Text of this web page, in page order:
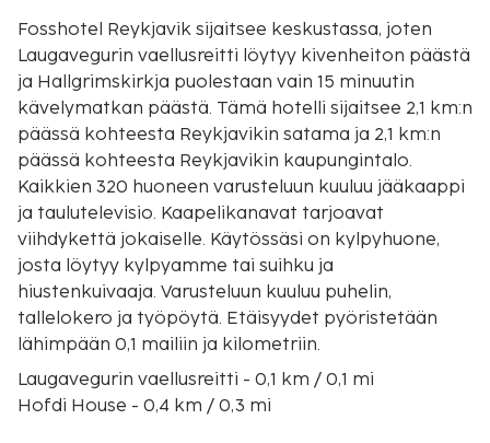
Fosshotel Reykjavik sijaitsee keskustassa, joten
Laugavegurin vaellusreitti löytyy kivenheiton päästä
ja Hallgrimskirkja puolestaan vain 15 minuutin
kävelymatkan päästä. Tämä hotelli sijaitsee 2,1 km:n
päässä kohteesta Reykjavikin satama ja 2,1 km:n
päässä kohteesta Reykjavikin kaupungintalo.
Kaikkien 320 huoneen varusteluun kuuluu jääkaappi
ja taulutelevisio. Kaapelikanavat tarjoavat
viihdykettä jokaiselle. Käytössäsi on kylpyhuone,
josta löytyy kylpyamme tai suihku ja
hiustenkuivaaja. Varusteluun kuuluu puhelin,
tallelokero ja työpöytä. Etäisyydet pyöristetään
lähimpään 0,1 mailiin ja kilometriin.
Laugavegurin vaellusreitti - 0,1 km / 0,1 mi
Hofdi House - 0,4 km / 0,3 mi